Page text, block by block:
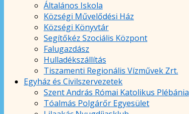
Általános Iskola
Községi Művelődési Ház
Községi Könyvtár
Segítőkéz Szociális Központ
Falugazdász
Hulladékszállítás
Tiszamenti Regionális Vízművek Zrt.
Egyház és Civilszervezetek
Szent András Római Katolikus Plébánia
Tóalmás Polgárőr Egyesület